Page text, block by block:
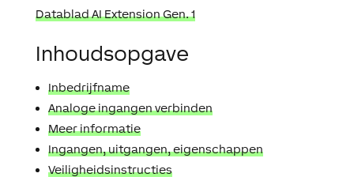
Datablad AI Extension Gen. 1
Inhoudsopgave
Inbedrijfname
Analoge ingangen verbinden
Meer informatie
Ingangen, uitgangen, eigenschappen
Veiligheidsinstructies